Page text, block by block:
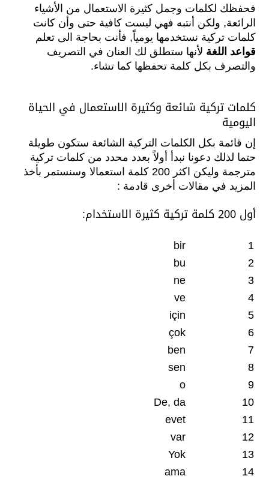
فحفظك لكلمات وجمل كثيرة الاستعمال من الأشياء
الرائعة, ولكن أنتبه فهي ليست كافية حتى وأن كانت
كلمات تركية نستخدمها يومياً, فأنت بحاجة الى تعلم
قواعد اللغة لأنها ستطلق لك العنان في التصريف
والتصرف بكل كلمة تحفظها كما تشاء.
كلمات تركية شائعة وكثيرة الاستعمال في الحياة
اليومية
إن قائمة بكل الكلمات التركية الشائعة ستكون طويلة
حتما لذلك دعونا نبدأ أولاً بعدد محدد من كلمات تركية
مترجمة وليكن اكثر 200 كلمة استعمالا وسنستمر بأخذ
المزيد في مقالات أخرى قادمة :
أول 200 كلمة تركية كثيرة الاستخدام:
1
bir
2
bu
3
ne
4
ve
5
için
6
çok
7
ben
8
sen
9
o
10
De, da
11
evet
12
var
13
Yok
14
ama